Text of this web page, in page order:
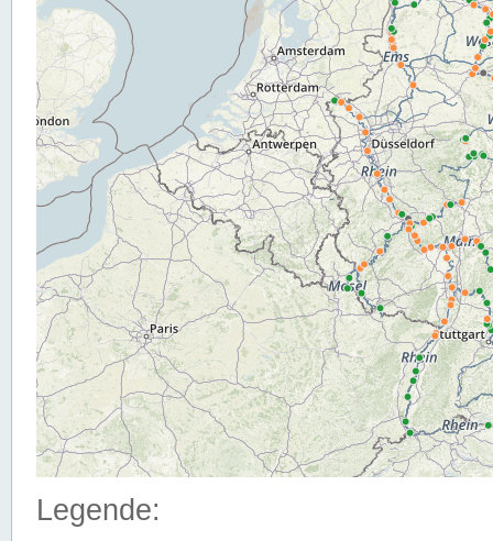
Legende: